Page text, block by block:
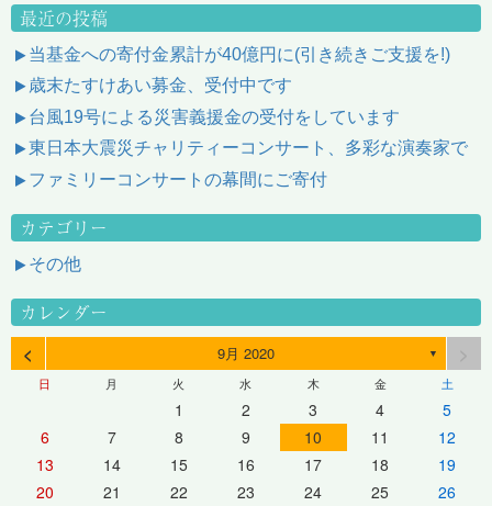
最近の投稿
当基金への寄付金累計が40億円に(引き続きご支援を!)
歳末たすけあい募金、受付中です
台風19号による災害義援金の受付をしています
東日本大震災チャリティーコンサート、多彩な演奏家で
ファミリーコンサートの幕間にご寄付
カテゴリー
その他
カレンダー
< 9月 2020 ▼
日 月 火 水 木 金 土
1 2 3 4
5
6
7 8 9 10 11
12
13
14 15 16 17 18
19
20
21 22 23 24 25
26